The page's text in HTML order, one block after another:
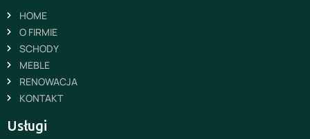
HOME
O FIRMIE
SCHODY
MEBLE
RENOWACJA
KONTAKT
Usługi